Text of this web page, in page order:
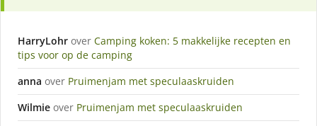
HarryLohr over Camping koken: 5 makkelijke recepten en
tips voor op de camping
anna over Pruimenjam met speculaaskruiden
Wilmie over Pruimenjam met speculaaskruiden